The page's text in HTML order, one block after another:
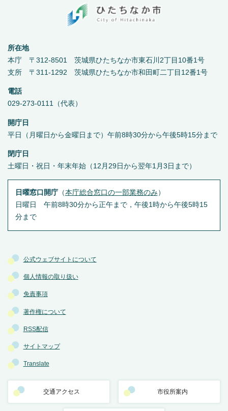
公式ウェブサイトについて
個人情報の取り扱い
免責事項
著作権について
RSS配信
サイトマップ
Translate
交通アクセス 市役所案内
所在地
本庁 〒312-8501 茨城県ひたちなか市東石川2丁目10番1号
支所 〒311-1292 茨城県ひたちなか市和田町二丁目12番1号
電話
029-273-0111（代表）
開庁日
平日（月曜日から金曜日まで）午前8時30分から午後5時15分まで
閉庁日
土曜日・祝日・年末年始（12月29日から翌年1月3日まで）
日曜窓口開庁（本庁総合窓口の一部業務のみ ）
日曜日 午前8時30分から正午まで，午後1時から午後5時15
分まで